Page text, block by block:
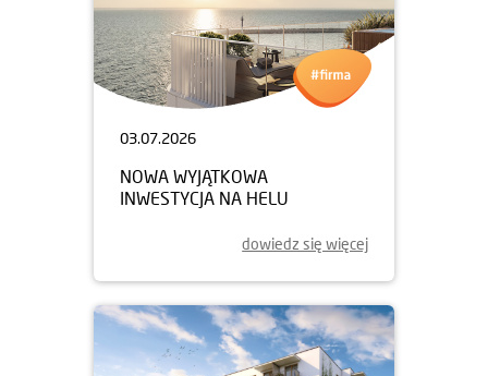
03.07.2026
NOWA WYJĄTKOWA
INWESTYCJA NA HELU
dowiedz się więcej